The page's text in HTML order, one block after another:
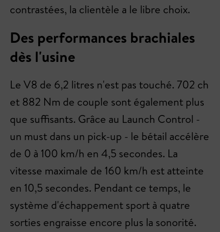
contrastées, la clientèle a le libre choix.
Des performances brachiales
dès l'usine
Le V8 de 6,2 litres n'est pas touché. 702 ch
et 882 Nm de couple sont également plus
que suffisants. Grâce au Launch Control -
un must dans un pick-up - le bétail accélère
de 0 à 100 km/h en 4,5 secondes. La
vitesse maximale de 160 km/h est atteinte
en 10,5 secondes. Pendant ce temps, le
système d'échappement sport à quatre
sorties engraisse encore plus la sonorité.